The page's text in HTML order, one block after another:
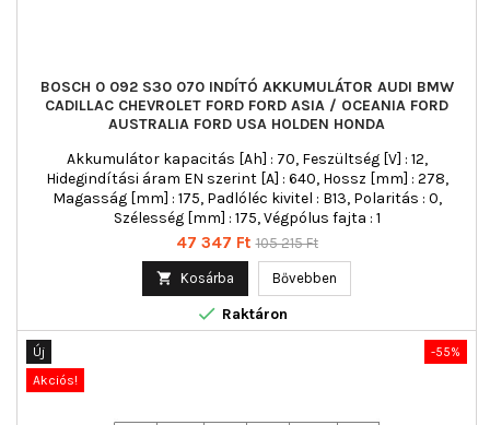
BOSCH 0 092 S30 070 INDÍTÓ AKKUMULÁTOR AUDI BMW
CADILLAC CHEVROLET FORD FORD ASIA / OCEANIA FORD
AUSTRALIA FORD USA HOLDEN HONDA
Akkumulátor kapacitás [Ah] : 70, Feszültség [V] : 12,
Hidegindítási áram EN szerint [A] : 640, Hossz [mm] : 278,
Magasság [mm] : 175, Padlóléc kivitel : B13, Polaritás : 0,
Szélesség [mm] : 175, Végpólus fajta : 1
Ár
47 347 Ft Normál
105 215 Ft
 Kosárba Bővebben
 Raktáron
-55%
Új
Akciós!